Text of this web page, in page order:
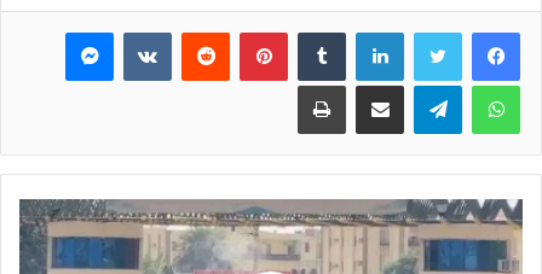
فيسبوك تويتر لينكدإن بينتيريست ماسنجر
واتساب تيلقرام مشاركة عبر البريد طباعة